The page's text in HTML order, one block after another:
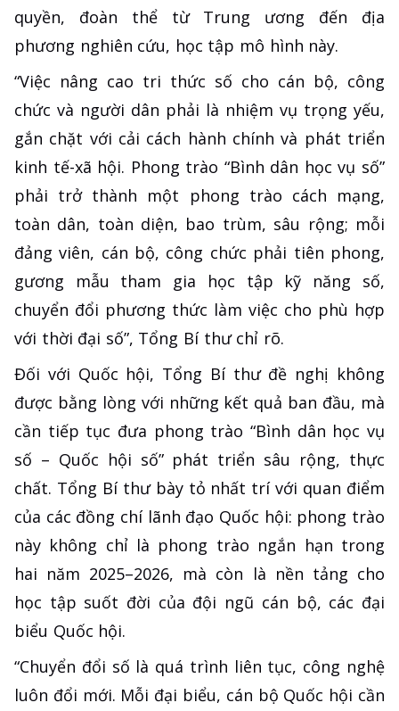
quyền, đoàn thể từ Trung ương đến địa
phương nghiên cứu, học tập mô hình này.
“Việc nâng cao tri thức số cho cán bộ, công
chức và người dân phải là nhiệm vụ trọng yếu,
gắn chặt với cải cách hành chính và phát triển
kinh tế-xã hội. Phong trào “Bình dân học vụ số”
phải trở thành một phong trào cách mạng,
toàn dân, toàn diện, bao trùm, sâu rộng; mỗi
đảng viên, cán bộ, công chức phải tiên phong,
gương mẫu tham gia học tập kỹ năng số,
chuyển đổi phương thức làm việc cho phù hợp
với thời đại số”, Tổng Bí thư chỉ rõ.
Đối với Quốc hội, Tổng Bí thư đề nghị không
được bằng lòng với những kết quả ban đầu, mà
cần tiếp tục đưa phong trào “Bình dân học vụ
số – Quốc hội số” phát triển sâu rộng, thực
chất. Tổng Bí thư bày tỏ nhất trí với quan điểm
của các đồng chí lãnh đạo Quốc hội: phong trào
này không chỉ là phong trào ngắn hạn trong
hai năm 2025–2026, mà còn là nền tảng cho
học tập suốt đời của đội ngũ cán bộ, các đại
biểu Quốc hội.
“Chuyển đổi số là quá trình liên tục, công nghệ
luôn đổi mới. Mỗi đại biểu, cán bộ Quốc hội cần